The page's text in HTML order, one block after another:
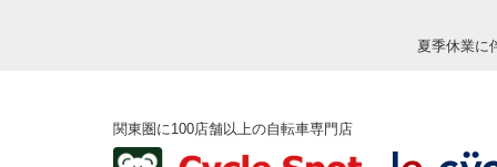
夏季休業に
関東圏に100店舗以上の自転車専門店